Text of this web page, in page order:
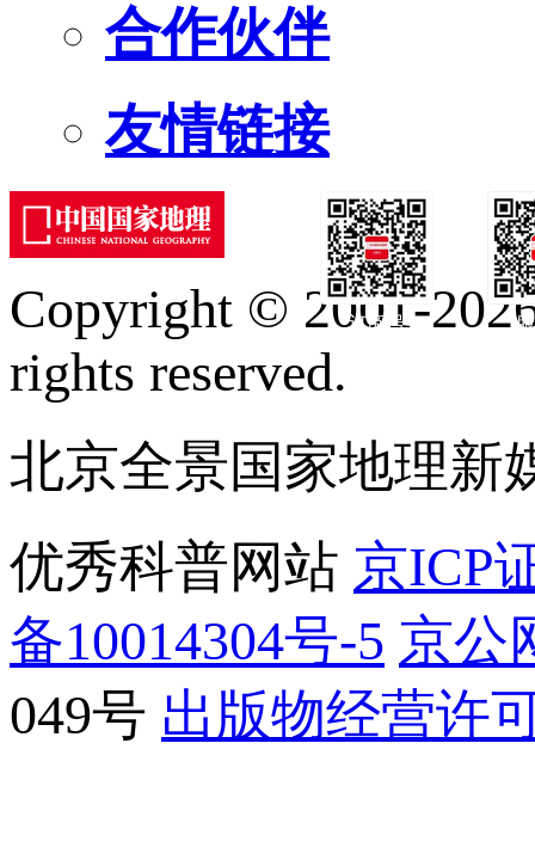
合作伙伴
友情链接
订阅号
Copyright © 2001-
rights reserved.
北京全景国家地理新
优秀科普网站 京ICP
备10014304号-5 京公
049号 出版物经营许